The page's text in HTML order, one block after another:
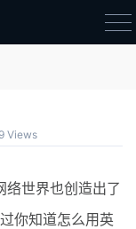
Views
世界也创造出了
你知道怎么用英